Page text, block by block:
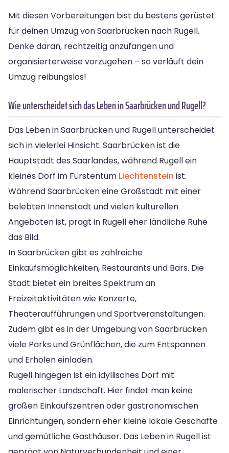
Mit diesen Vorbereitungen bist du bestens gerüstet
für deinen Umzug von Saarbrücken nach Rugell.
Denke daran, rechtzeitig anzufangen und
organisierterweise vorzugehen – so verläuft dein
Umzug reibungslos!
Wie unterscheidet sich das Leben in Saarbrücken und Rugell?
Das Leben in Saarbrücken und Rugell unterscheidet
sich in vielerlei Hinsicht. Saarbrücken ist die
Hauptstadt des Saarlandes, während Rugell ein
kleines Dorf im Fürstentum Liechtenstein ist.
Während Saarbrücken eine Großstadt mit einer
belebten Innenstadt und vielen kulturellen
Angeboten ist, prägt in Rugell eher ländliche Ruhe
das Bild.
In Saarbrücken gibt es zahlreiche
Einkaufsmöglichkeiten, Restaurants und Bars. Die
Stadt bietet ein breites Spektrum an
Freizeitaktivitäten wie Konzerte,
Theateraufführungen und Sportveranstaltungen.
Zudem gibt es in der Umgebung von Saarbrücken
viele Parks und Grünflächen, die zum Entspannen
und Erholen einladen.
Rugell hingegen ist ein idyllisches Dorf mit
malerischer Landschaft. Hier findet man keine
großen Einkaufszentren oder gastronomischen
Einrichtungen, sondern eher kleine lokale Geschäfte
und gemütliche Gasthäuser. Das Leben in Rugell ist